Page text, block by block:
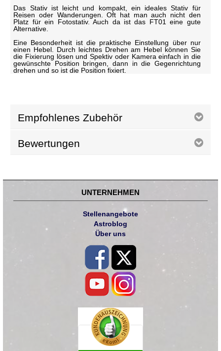
Das Stativ ist leicht und kompakt, ein ideales Stativ für
Reisen oder Wanderungen. Oft hat man auch nicht den
Platz für ein Fotostativ. Auch da ist das FT01 eine gute
Alternative.
Eine Besonderheit ist die praktische Einstellung über nur
einen Hebel. Durch leichtes Drehen am Hebel können Sie
die Fixierung lösen und Spektiv oder Kamera einfach in die
gewünschte Position bringen, dann in die Gegenrichtung
drehen und so ist die Position fixiert.
Empfohlenes Zubehör
Bewertungen
UNTERNEHMEN
Stellenangebote
Astroblog
Über uns